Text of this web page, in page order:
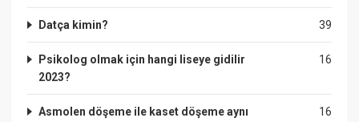
39
Datça kimin?
16
Psikolog olmak için hangi liseye gidilir
2023?
16
Asmolen döşeme ile kaset döşeme aynı